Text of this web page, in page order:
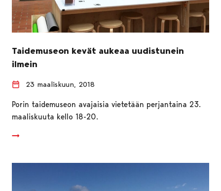
Taidemuseon kevät aukeaa uudistunein
ilmein
23 maaliskuun, 2018
Porin taidemuseon avajaisia vietetään perjantaina 23.
maaliskuuta kello 18-20.